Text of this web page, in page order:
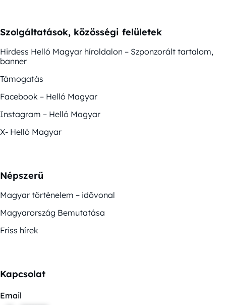
Szolgáltatások, közösségi felületek
Hirdess Helló Magyar híroldalon – Szponzorált tartalom,
banner
Támogatás
Facebook – Helló Magyar
Instagram – Helló Magyar
X- Helló Magyar
Népszerű
Magyar történelem – idővonal
Magyarország Bemutatása
Friss hírek
Kapcsolat
Email